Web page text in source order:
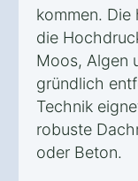
kommen.
die
Moos, Algen
gründlich
Technik
robuste
oder Beton.